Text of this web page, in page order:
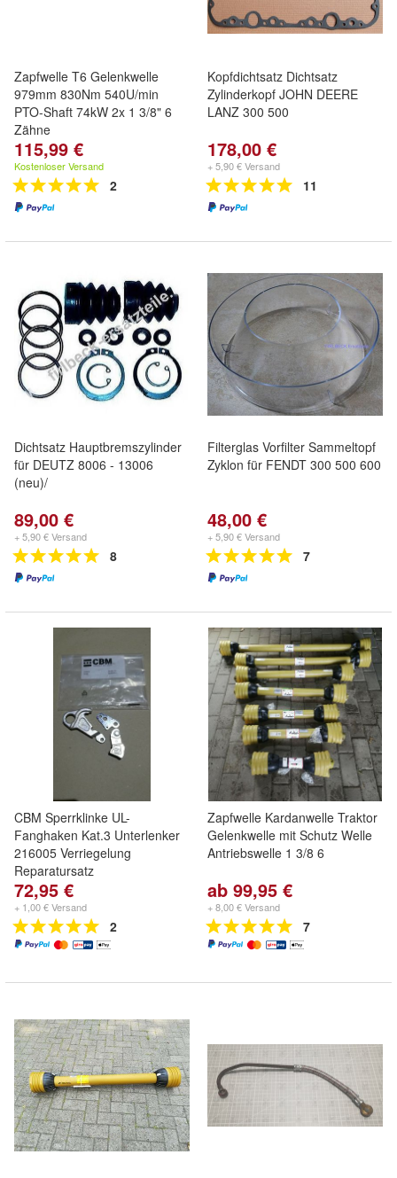
Zapfwelle T6 Gelenkwelle
979mm 830Nm 540U/min
PTO-Shaft 74kW 2x 1 3/8" 6
Zähne
115,99 €
Kostenloser Versand
2
Kopfdichtsatz Dichtsatz
Zylinderkopf JOHN DEERE
LANZ 300 500
178,00 €
+ 5,90 € Versand
11
Dichtsatz Hauptbremszylinder
für DEUTZ 8006 - 13006
(neu)/
89,00 €
+ 5,90 € Versand
8
Filterglas Vorfilter Sammeltopf
Zyklon für FENDT 300 500 600
48,00 €
+ 5,90 € Versand
7
CBM Sperrklinke UL-
Fanghaken Kat.3 Unterlenker
216005 Verriegelung
Reparatursatz
72,95 €
+ 1,00 € Versand
2
Zapfwelle Kardanwelle Traktor
Gelenkwelle mit Schutz Welle
Antriebswelle 1 3/8 6
ab 99,95 €
+ 8,00 € Versand
7